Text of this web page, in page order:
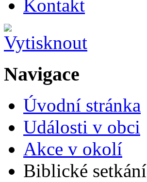
Kontakt
Navigace
Úvodní stránka
Události v obci
Akce v okolí
Biblické setkání